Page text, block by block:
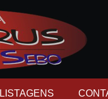
LISTAGENS